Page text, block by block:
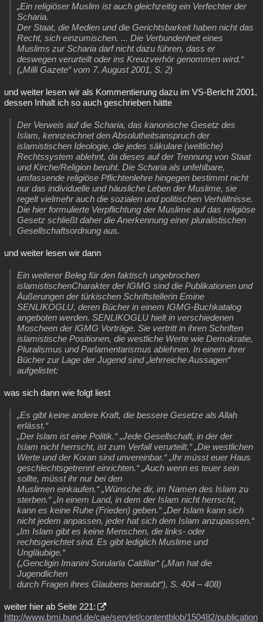
„Ein religiöser Muslim ist auch gleichzeitig ein Verfechter der
Scharia.
Der Staat, die Medien und die Gerichtsbarkeit haben nicht das
Recht, sich einzumischen. ... Die Verbundenheit eines
Muslims zur Scharia darf nicht dazu führen, dass er
deswegen verurteilt oder ins Kreuzverhör genommen wird.“
(„Milli Gazete“ vom 7. August 2001, S. 2)
und weiter lesen wir als Kommentierung dazu im VS-Bericht 2001,
dessen Inhalt ich so auch geschrieben hätte
Der Verweis auf die Scharia, das kanonische Gesetz des
Islam, kennzeichnet den Absolutheitsanspruch der
islamistischen Ideologie, die jedes säkulare (weltliche)
Rechtssystem ablehnt, da dieses auf der Trennung von Staat
und Kirche/Religion beruht. Die Scharia als unfehlbare,
umfassende religiöse Pflichtenlehre hingegen bestimmt nicht
nur das individuelle und häusliche Leben der Muslime, sie
regelt vielmehr auch die sozialen und politischen Verhältnisse.
Die hier formulierte Verpflichtung der Muslime auf das religiöse
Gesetz schließt daher die Anerkennung einer pluralistischen
Gesellschaftsordnung aus.
und weiter lesen wir dann
Ein weiterer Beleg für den faktisch ungebrochen
islamistischenCharakter der IGMG sind die Publikationen und
Äußerungen der türkischen Schriftstellerin Emine
SENLIKOGLU, deren Bücher in einem IGMG-Buchkatalog
angeboten werden. SENLIKOGLU hielt in verschiedenen
Moscheen der IGMG Vorträge. Sie vertritt in ihren Schriften
islamistische Positionen, die westliche Werte wie Demokratie,
Pluralismus und Parlamentarismus ablehnen. In einem ihrer
Bücher zur Lage der Jugend sind „lehrreiche Aussagen“
aufgelistet:
was sich dann wie folgt liest
„Es gibt keine andere Kraft, die bessere Gesetze als Allah
erlässt.“
„Der Islam ist eine Politik.“ „Jede Gesellschaft, in der der
Islam nicht herrscht, ist zum Verfall verurteilt.“ „Die westlichen
Werte und der Koran sind unvereinbar.“ „Ihr müsst euer Haus
geschlechtsgetrennt einrichten.“ „Auch wenn es teuer sein
sollte, müsst ihr nur bei den
Muslimen einkaufen.“ „Wünsche dir, im Namen des Islam zu
sterben.“ „In einem Land, in dem der Islam nicht herrscht,
kann es keine Ruhe (Frieden) geben.“ „Der Islam kann sich
nicht jedem anpassen, jeder hat sich dem Islam anzupassen.“
„Im Islam gibt es keine Menschen, die links- oder
rechtsgerichtet sind. Es gibt lediglich Muslime und
Ungläubige.“
(„Gencligin Imanini Sorularla Caldilar“ („Man hat die
Jugendlichen
durch Fragen ihres Glaubens beraubt“), S. 404 – 408)
weiter hier ab Seite 221:
http://www.bmi.bund.de/cae/servlet/contentblob/150482/publication